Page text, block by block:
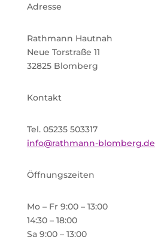
Adresse
Rathmann Hautnah
Neue Torstraße 11
32825 Blomberg
Kontakt
Tel. 05235 503317
info@rathmann-blomberg.de
Öffnungszeiten
Mo – Fr 9:00 – 13:00
14:30 – 18:00
Sa 9:00 – 13:00